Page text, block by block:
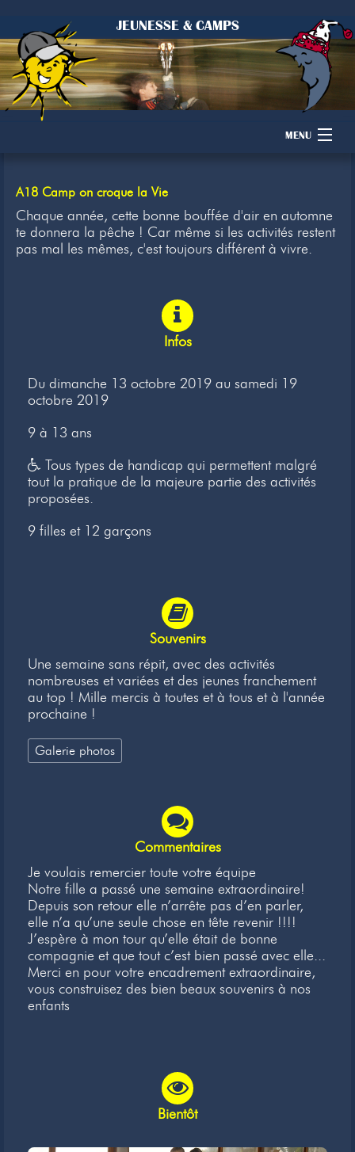
JEUNESSE & CAMPS
MENU
Camps
Dons
Inscription
A18 Camp on croque la Vie
Chaque année, cette bonne bouffée d'air en automne
te donnera la pêche ! Car même si les activités restent
pas mal les mêmes, c'est toujours différent à vivre.
Infos
Du dimanche 13 octobre 2019 au samedi 19
octobre 2019
9 à 13 ans
Tous types de handicap qui permettent malgré
tout la pratique de la majeure partie des activités
proposées.
9 filles et 12 garçons
Souvenirs
Une semaine sans répit, avec des activités
nombreuses et variées et des jeunes franchement
au top ! Mille mercis à toutes et à tous et à l'année
prochaine !
Galerie photos
Commentaires
Je voulais remercier toute votre équipe
Notre fille a passé une semaine extraordinaire!
Depuis son retour elle n’arrête pas d’en parler,
elle n’a qu’une seule chose en tête revenir !!!!
J’espère à mon tour qu’elle était de bonne
compagnie et que tout c’est bien passé avec elle...
Merci en pour votre encadrement extraordinaire,
vous construisez des bien beaux souvenirs à nos
enfants
Bientôt